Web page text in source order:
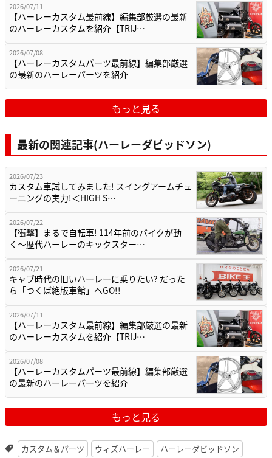
2026/07/11
【ハーレーカスタム最前線】編集部厳選の最新
のハーレーカスタムを紹介【TRIJ…
2026/07/08
【ハーレーカスタムパーツ最前線】編集部厳選
の最新のハーレーパーツを紹介
もっと見る
最新の関連記事(ハーレーダビッドソン)
2026/07/23
カスタム車試してみました! スイングアームチュ
ーニングの実力!＜HIGH S…
2026/07/22
【衝撃】まるで自転車! 114年前のバイクが動
く〜歴代ハーレーのキックスター…
2026/07/21
キャブ時代の旧いハーレーに乗りたい? だった
ら「つくば絶版車館」へGO!!
2026/07/11
【ハーレーカスタム最前線】編集部厳選の最新
のハーレーカスタムを紹介【TRIJ…
2026/07/08
【ハーレーカスタムパーツ最前線】編集部厳選
の最新のハーレーパーツを紹介
もっと見る
カスタム＆パーツ ウィズハーレー ハーレーダビッドソン